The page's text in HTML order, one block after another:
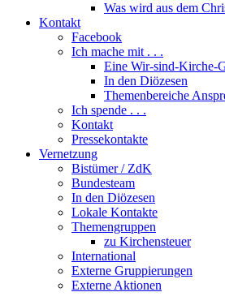
Was wird aus dem
Kontakt
Facebook
Ich mache mit . . .
Eine Wir-sind-Kirche-
In den Diözesen
Themenbereiche
Ich spende . . .
Kontakt
Pressekontakte
Vernetzung
Bistümer / ZdK
Bundesteam
In den Diözesen
Lokale Kontakte
Themengruppen
zu Kirchensteuer
International
Externe Gruppierungen
Externe Aktionen